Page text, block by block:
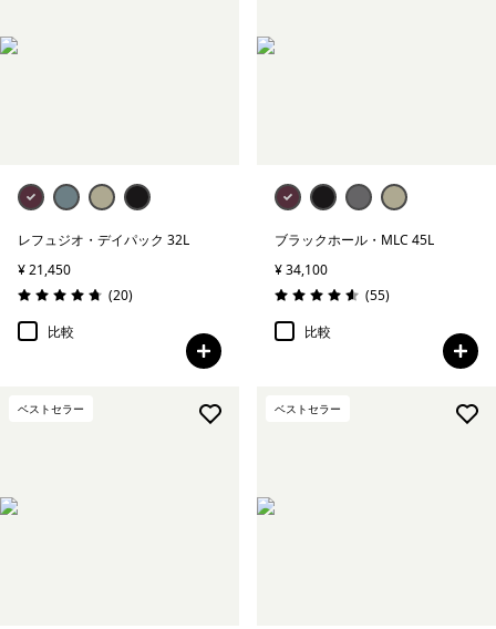
レフュジオ・デイパック 32L
¥ 21,450
評価: 4.8 / 5
(20レビュー
)
比較
ブラックホール・MLC 45L
¥ 34,100
評価: 4.6 / 5
(55レビュー
)
比較
ベストセラー ベストセラー